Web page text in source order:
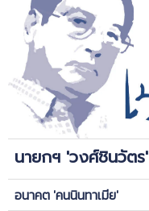
นายกฯ 'วงศ์ชินวัตร'
อนาคต 'คนนินทาเมีย'